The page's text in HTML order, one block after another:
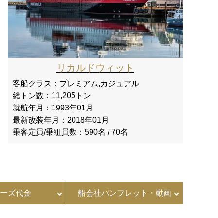
リカルドウィット
客船クラス： プレミアム,カジュアル
総トン数： 11,205トン
就航年月： 1993年01月
最新改装年月： 2018年01月
乗客定員/乗組員数： 590名 / 70名
ズ代金 船会社パンフレット・動画